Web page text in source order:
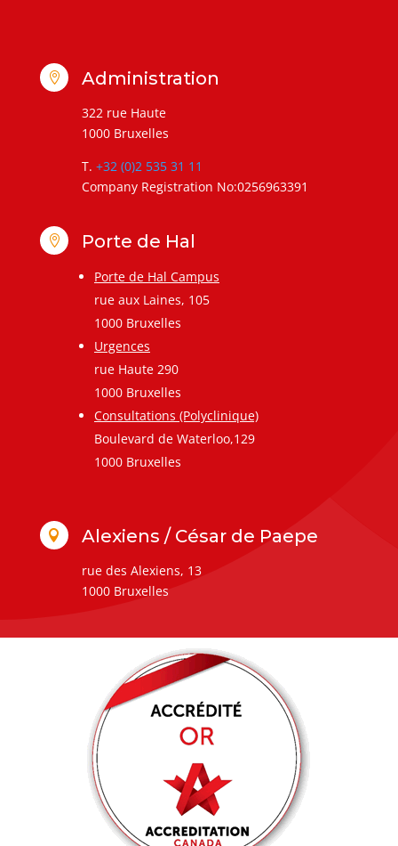
 Administration
322 rue Haute
1000 Bruxelles
T. +32 (0)2 535 31 11
Company Registration No:0256963391
 Porte de Hal
Porte de Hal Campus
rue aux Laines, 105
1000 Bruxelles
Urgences
rue Haute 290
1000 Bruxelles
Consultations (Polyclinique)
Boulevard de Waterloo,129
1000 Bruxelles
 Alexiens / César de Paepe
rue des Alexiens, 13
1000 Bruxelles